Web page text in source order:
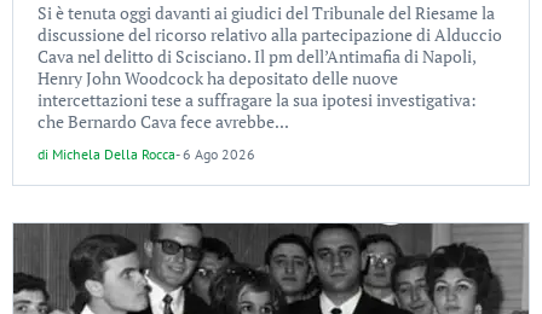
Si è tenuta oggi davanti ai giudici del Tribunale del Riesame la
discussione del ricorso relativo alla partecipazione di Alduccio
Cava nel delitto di Scisciano. Il pm dell’Antimafia di Napoli,
Henry John Woodcock ha depositato delle nuove
intercettazioni tese a suffragare la sua ipotesi investigativa:
che Bernardo Cava fece avrebbe...
di Michela Della Rocca-6 Ago 2026